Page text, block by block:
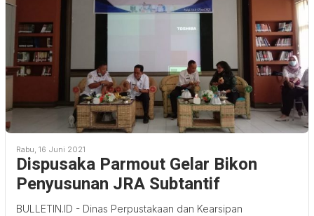
Rabu, 16 Juni 2021
Dispusaka Parmout Gelar Bikon
Penyusunan JRA Subtantif
BULLETIN.ID - Dinas Perpustakaan dan Kearsipan